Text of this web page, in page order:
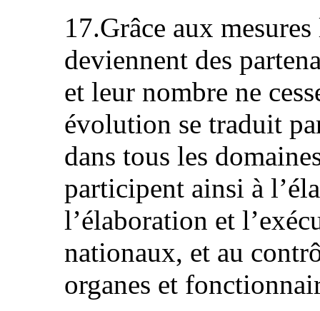
17.Grâce aux
deviennent des
et leur nombre ne
évolution se traduit
dans tous les
participent ainsi à
l’élaboration et
nationaux, et au
organes et